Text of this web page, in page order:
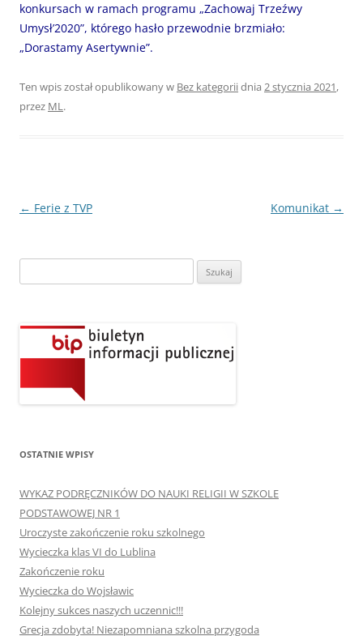
konkursach w ramach programu „Zachowaj Trzeźwy
Umysł’2020”, którego hasło przewodnie brzmiało:
„Dorastamy Asertywnie”.
Ten wpis został opublikowany w Bez kategoriidnia 2 stycznia 2021,
przez ML.
Nawigacja
← Ferie z TVP Komunikat →
OSTATNIE WPISY
WYKAZ PODRĘCZNIKÓW DO NAUKI RELIGII W SZKOLE
PODSTAWOWEJ NR 1
Uroczyste zakończenie roku szkolnego
Wycieczka klas VI do Lublina
Zakończenie roku
Wycieczka do Wojsławic
Kolejny sukces naszych uczennic!!!
Grecja zdobyta! Niezapomniana szkolna przygoda